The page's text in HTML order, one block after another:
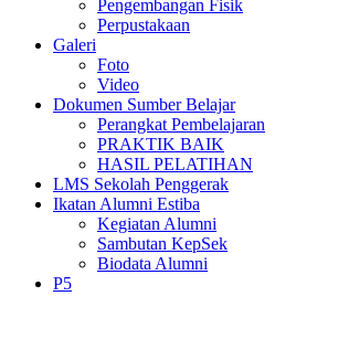
Pengembangan Fisik
Perpustakaan
Galeri
Foto
Video
Dokumen Sumber Belajar
Perangkat Pembelajaran
PRAKTIK BAIK
HASIL PELATIHAN
LMS Sekolah Penggerak
Ikatan Alumni Estiba
Kegiatan Alumni
Sambutan KepSek
Biodata Alumni
P5